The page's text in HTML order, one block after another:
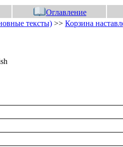
Оглавление
тексты) >> Корзина